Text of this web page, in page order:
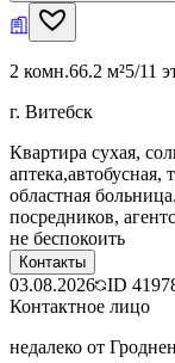
2 комн.66.2 м²5/11
г. Витебск
Квартира сухая,
аптека,автобусная,
областная
посредников,
не беспокоить
Контакты
03.08.2026 ID
Контактное лицо
недалеко от